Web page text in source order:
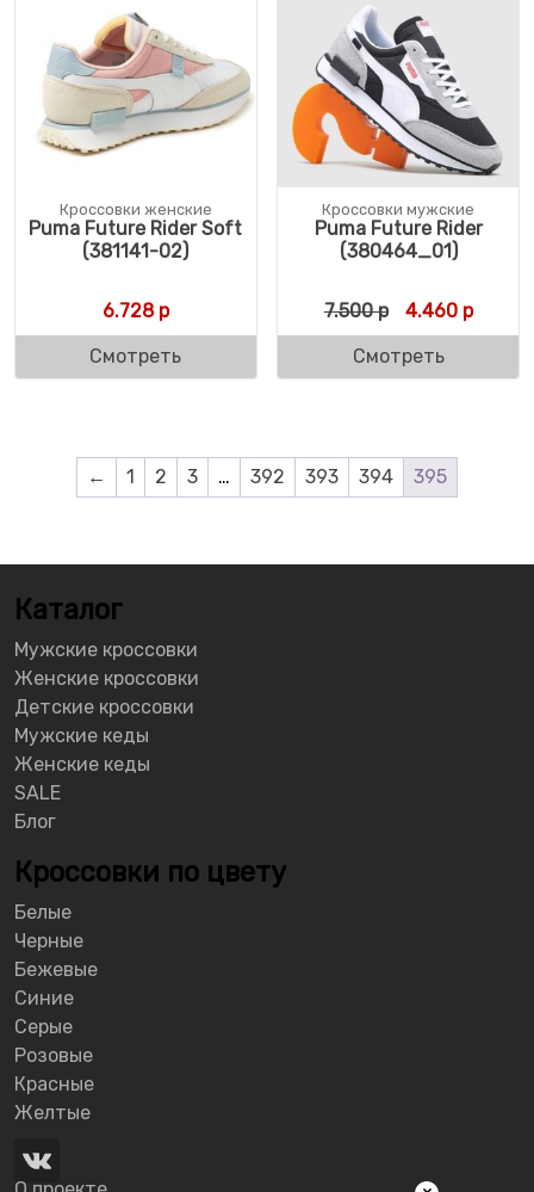
Кроссовки женские
Puma Future Rider Soft
(381141-02)
6.728р
Смотреть
Кроссовки мужские
Puma Future Rider
(380464_01)
7.500р 4.460р
Смотреть
← 1 2 3 … 392 393 394 395
Каталог
Мужские кроссовки
Женские кроссовки
Детские кроссовки
Мужские кеды
Женские кеды
SALE
Блог
Кроссовки по цвету
Белые
Черные
Бежевые
Синие
Серые
Розовые
Красные
Желтые